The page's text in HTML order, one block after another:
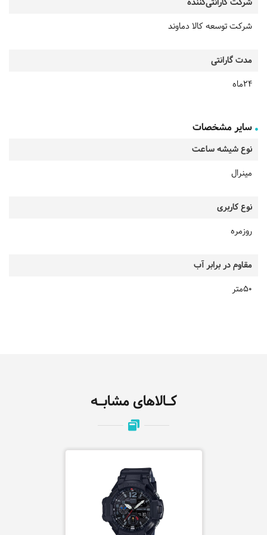
شرکت توسعه کالا دماوند
مدت گارانتی
24ماه
سایر مشخصات
نوع شیشه ساعت
مینرال
نوع کاربری
روزمره
مقاوم در برابر آب
50متر
کـالاهای مشابـه